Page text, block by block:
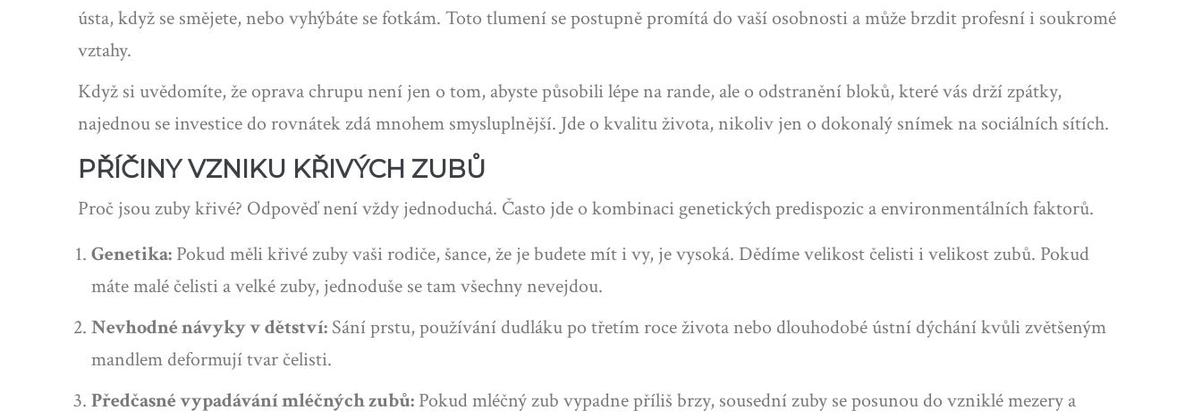
ústa, když se smějete, nebo vyhýbáte se fotkám. Toto tlumení se postupně promítá do vaší osobnosti a může brzdit profesní i soukromé
vztahy.
Když si uvědomíte, že oprava chrupu není jen o tom, abyste působili lépe na rande, ale o odstranění bloků, které vás drží zpátky,
najednou se investice do rovnátek zdá mnohem smysluplnější. Jde o kvalitu života, nikoliv jen o dokonalý snímek na sociálních sítích.
PŘÍČINY VZNIKU KŘIVÝCH ZUBŮ
Proč jsou zuby křivé? Odpověď není vždy jednoduchá. Často jde o kombinaci genetických predispozic a environmentálních faktorů.
Genetika: Pokud měli křivé zuby vaši rodiče, šance, že je budete mít i vy, je vysoká. Dědíme velikost čelisti i velikost zubů. Pokud
máte malé čelisti a velké zuby, jednoduše se tam všechny nevejdou.
Nevhodné návyky v dětství: Sání prstu, používání dudláku po třetím roce života nebo dlouhodobé ústní dýchání kvůli zvětšeným
mandlem deformují tvar čelisti.
Předčasné vypadávání mléčných zubů: Pokud mléčný zub vypadne příliš brzy, sousední zuby se posunou do vzniklé mezery a